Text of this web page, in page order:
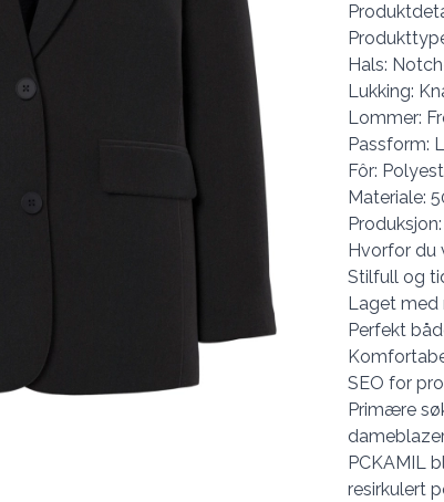
Hals:
Lukking:
Lommer:
Passform:
Fôr:
Materiale:
Hvorfor du
Stilfull og
Laget
Perfekt
SEO for
Primære
PCKAMIL
resirkulert